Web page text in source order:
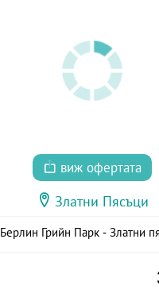
виж офертата
Златни Пясъци
Берлин Грийн Парк - Златни